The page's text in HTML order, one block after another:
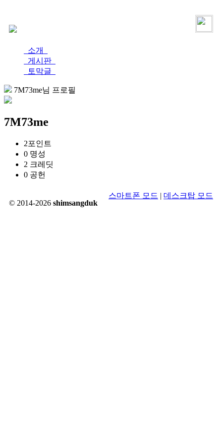
소개
게시판
토막글
7M73me님 프로필
7M73me
2포인트
0 명성
2 크레딧
0 공헌
© 2014-2026 shimsangduk
스마트폰 모드 | 데스크탑 모드